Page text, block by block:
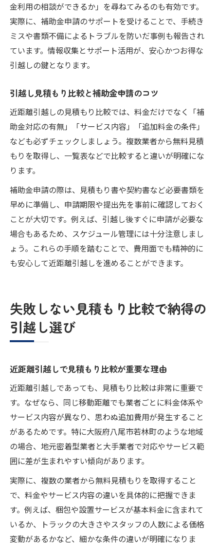
金利用の相談ができるか」を尋ねてみるのも有効です。
実際に、補助金申請のサポートを受けることで、手続き
ミスや書類不備によるトラブルを防いだ事例も報告され
ています。情報収集とサポート活用が、安心かつお得な
引越しの鍵となります。
引越し見積もり比較と補助金申請のコツ
近距離引越しの見積もり比較では、料金だけでなく「補
助金対応の有無」「サービス内容」「追加料金の条件」
なども必ずチェックしましょう。複数業者から無料見積
もりを取得し、一覧表などで比較すると違いが明確にな
ります。
補助金申請の際は、見積もり書や契約書など必要書類を
早めに準備し、申請期限や提出先を事前に確認しておく
ことが大切です。例えば、引越し後すぐに申請が必要な
場合もあるため、スケジュール管理には十分注意しまし
ょう。これらの手順を踏むことで、費用面でも精神的に
も安心して近距離引越しを進めることができます。
失敗しない見積もり比較で納得の
引越し選び
近距離引越しで見積もり比較が重要な理由
近距離引越しであっても、見積もり比較は非常に重要で
す。なぜなら、同じ移動距離でも業者ごとに料金体系や
サービス内容が異なり、思わぬ追加費用が発生すること
があるためです。特に大阪府八尾市若林町のような地域
の場合、地元密着型業者と大手業者で対応やサービス範
囲に差が生まれやすい傾向があります。
実際に、複数の業者から無料見積もりを取得すること
で、料金やサービス内容の違いを具体的に把握できま
す。例えば、梱包や設置サービスが基本料金に含まれて
いるか、トラックの大きさやスタッフの人数による価格
変動があるかなど、細かな条件の違いが明確になりま